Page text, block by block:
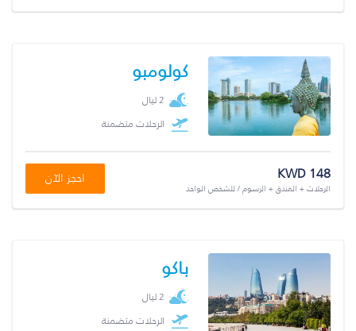
كولومبو
2 ليال
الرحلات متضمنة
KWD 148
الرحلات + الفندق + الرسوم / للشخص الواحد
احجز الآن
باكو
2 ليال
الرحلات متضمنة